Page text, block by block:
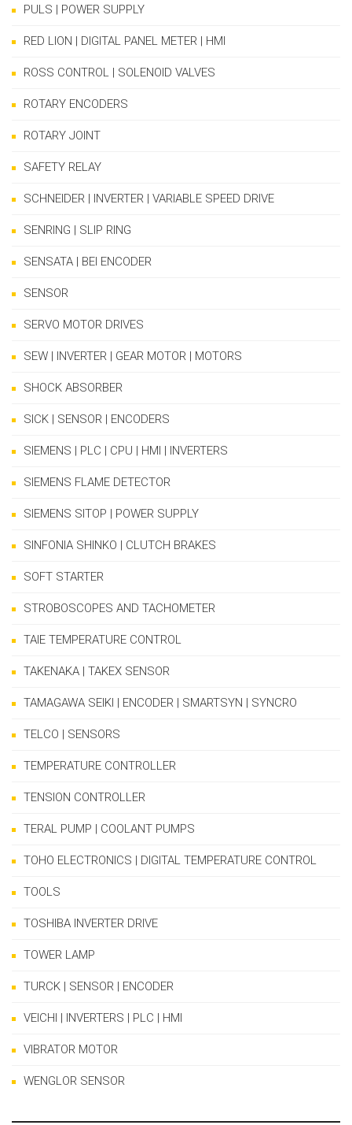
PULS | POWER SUPPLY
RED LION | DIGITAL PANEL METER | HMI
ROSS CONTROL | SOLENOID VALVES
ROTARY ENCODERS
ROTARY JOINT
SAFETY RELAY
SCHNEIDER | INVERTER | VARIABLE SPEED DRIVE
SENRING | SLIP RING
SENSATA | BEI ENCODER
SENSOR
SERVO MOTOR DRIVES
SEW | INVERTER | GEAR MOTOR | MOTORS
SHOCK ABSORBER
SICK | SENSOR | ENCODERS
SIEMENS | PLC | CPU | HMI | INVERTERS
SIEMENS FLAME DETECTOR
SIEMENS SITOP | POWER SUPPLY
SINFONIA SHINKO | CLUTCH BRAKES
SOFT STARTER
STROBOSCOPES AND TACHOMETER
TAIE TEMPERATURE CONTROL
TAKENAKA | TAKEX SENSOR
TAMAGAWA SEIKI | ENCODER | SMARTSYN | SYNCRO
TELCO | SENSORS
TEMPERATURE CONTROLLER
TENSION CONTROLLER
TERAL PUMP | COOLANT PUMPS
TOHO ELECTRONICS | DIGITAL TEMPERATURE CONTROL
TOOLS
TOSHIBA INVERTER DRIVE
TOWER LAMP
TURCK | SENSOR | ENCODER
VEICHI | INVERTERS | PLC | HMI
VIBRATOR MOTOR
WENGLOR SENSOR